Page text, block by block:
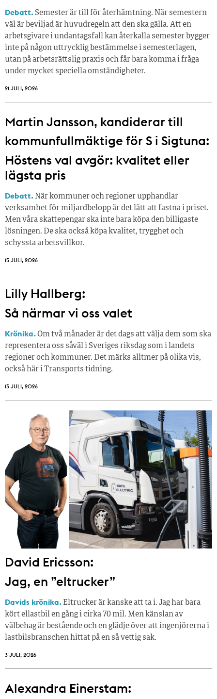
Debatt.Semester är till för återhämtning. När semestern
väl är beviljad är huvudregeln att den ska gälla. Att en
arbetsgivare i undantagsfall kan återkalla semester bygger
inte på någon uttrycklig bestämmelse i semesterlagen,
utan på arbetsrättslig praxis och får bara komma i fråga
under mycket speciella omständigheter.
21 JULI, 2026
Martin Jansson, kandiderar till
kommunfullmäktige för S i Sigtuna:
Höstens val avgör: kvalitet eller
lägsta pris
Debatt. När kommuner och regioner upphandlar
verksamhet för miljardbelopp är det lätt att fastna i priset.
Men våra skattepengar ska inte bara köpa den billigaste
lösningen. De ska också köpa kvalitet, trygghet och
schyssta arbetsvillkor.
15 JULI, 2026
Lilly Hallberg:
Så närmar vi oss valet
Krönika.Om två månader är det dags att välja dem som ska
representera oss såväl i Sveriges riksdag som i landets
regioner och kommuner. Det märks alltmer på olika vis,
också här i Transports tidning.
13 JULI, 2026
David Ericsson:
Jag, en ”eltrucker”
Davids krönika. Eltrucker är kanske att ta i. Jag har bara
kört ellastbil en gång i cirka 70 mil. Men känslan av
välbehag är bestående och en glädje över att ingenjörerna i
lastbilsbranschen hittat på en så vettig sak.
3 JULI, 2026
Alexandra Einerstam: